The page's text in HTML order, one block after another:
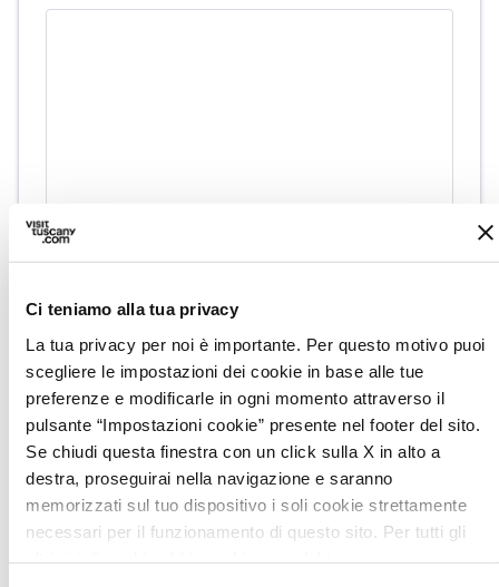
Ci teniamo alla tua privacy
La tua privacy per noi è importante. Per questo motivo puoi
scegliere le impostazioni dei cookie in base alle tue
preferenze e modificarle in ogni momento attraverso il
pulsante “Impostazioni cookie” presente nel footer del sito.
Se chiudi questa finestra con un click sulla X in alto a
destra, proseguirai nella navigazione e saranno
memorizzati sul tuo dispositivo i soli cookie strettamente
necessari per il funzionamento di questo sito. Per tutti gli
Informazioni
home
Sasso Pisano, PI, Italia
Organizza